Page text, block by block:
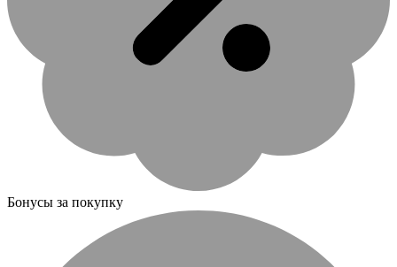
Бонусы за покупку